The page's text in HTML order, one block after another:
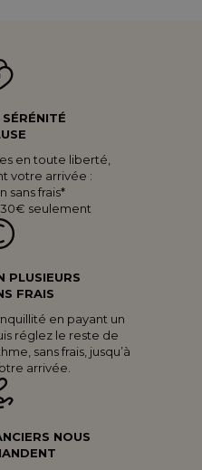
en toute liberté,
votre arrivée :
sans frais*
seulement
PLUSIEURS
FRAIS
en payant un
réglez le reste de
sans frais, jusqu’à
arrivée.
NOUS